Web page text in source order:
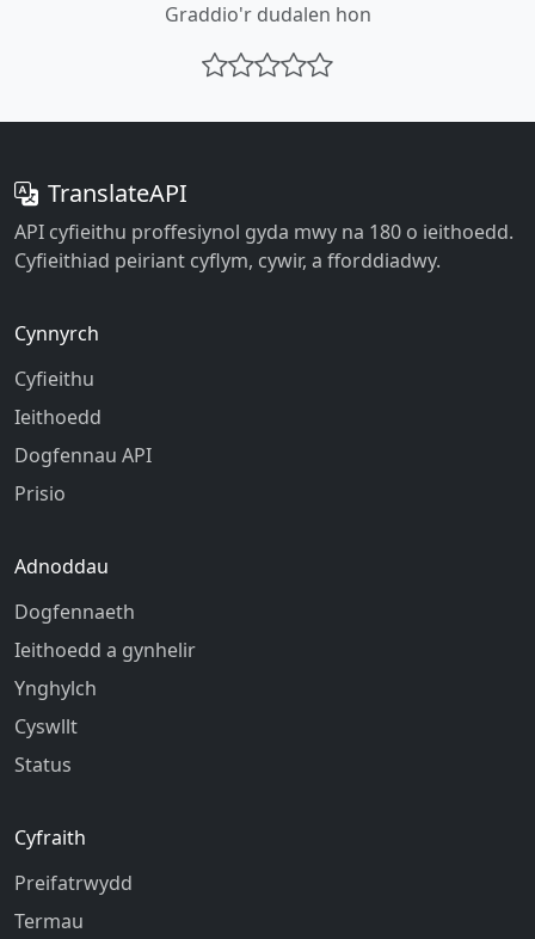
Graddio'r dudalen hon
TranslateAPI
API cyfieithu proffesiynol gyda mwy na 180 o ieithoedd.
Cyfieithiad peiriant cyflym, cywir, a fforddiadwy.
Cynnyrch
Cyfieithu
Ieithoedd
Dogfennau API
Prisio
Adnoddau
Dogfennaeth
Ieithoedd a gynhelir
Ynghylch
Cyswllt
Status
Cyfraith
Preifatrwydd
Termau